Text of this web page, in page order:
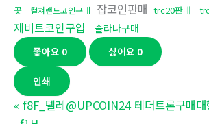
곳
컬쳐랜드코인구매 잡코인판매 trc20판매
제비트코인구입
솔라나구매
좋아요 0 싫어요 0
인쇄
« f8F_텔레@UPCOIN24 테더트론구매